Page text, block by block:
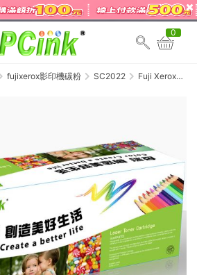
0
fujixerox影印機碳粉 SC2022
Fuji Xerox